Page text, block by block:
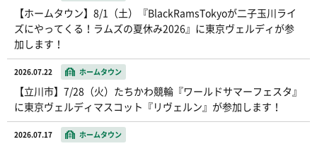
【ホームタウン】8/1（土）『BlackRamsTokyoが二子玉川ライ
ズにやってくる！ラムズの夏休み2026』に東京ヴェルディが参
加します！
2026.07.22 ホームタウン
【立川市】7/28（火）たちかわ競輪『ワールドサマーフェスタ』
に東京ヴェルディマスコット『リヴェルン』が参加します！
2026.07.17 ホームタウン